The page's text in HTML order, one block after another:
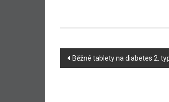
Navigace
Běžné tablety na diabetes 2.